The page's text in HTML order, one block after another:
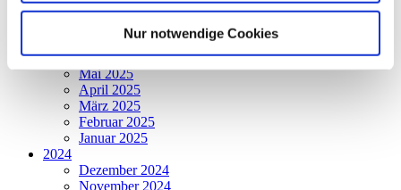
Nur notwendige Cookies
September 2025
August 2025
Juli 2025
Juni 2025
Mai 2025
April 2025
März 2025
Februar 2025
Januar 2025
2024
Dezember 2024
November 2024